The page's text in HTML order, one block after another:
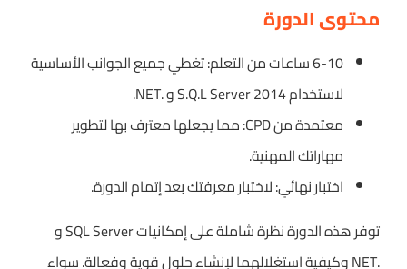
محتوى الدورة
6-10 ساعات من التعلم: تغطي جميع الجوانب الأساسية
لاستخدام S.Q.L Server 2014 و .NET.
معتمدة من CPD: مما يجعلها معترف بها لتطوير
مهاراتك المهنية.
اختبار نهائي: لاختبار معرفتك بعد إتمام الدورة.
توفر هذه الدورة نظرة شاملة على إمكانيات SQL Server و
.NET وكيفية استغلالهما لإنشاء حلول قوية وفعالة. سواء